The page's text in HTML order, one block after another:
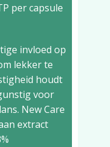
per capsule
invloed op
lekker te
houdt
voor
New Care
extract